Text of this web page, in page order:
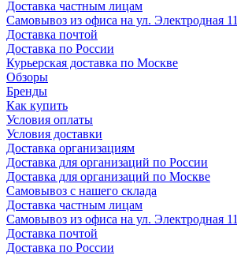
Доставка частным лицам
Самовывоз из офиса на ул. Электродная 11
Доставка почтой
Доставка по России
Курьерская доставка по Москве
Обзоры
Бренды
Как купить
Условия оплаты
Условия доставки
Доставка организациям
Доставка для организаций по России
Доставка для организаций по Москве
Самовывоз с нашего склада
Доставка частным лицам
Самовывоз из офиса на ул. Электродная 11
Доставка почтой
Доставка по России